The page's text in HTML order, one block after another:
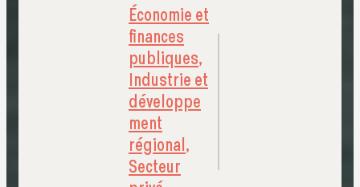
Économie et
finances
publiques,
Industrie et
développe
ment
régional,
Secteur